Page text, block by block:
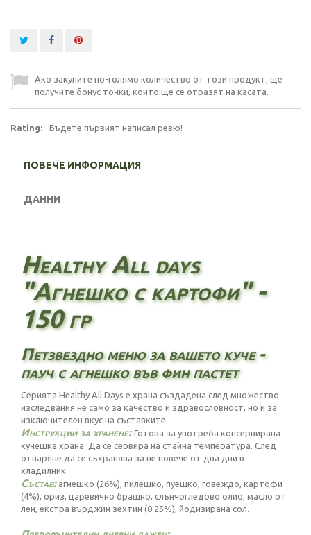
Ако закупите по-голямо количество от този продукт, ще
получите бонус точки, които ще се отразят на касата.
Rating: Бъдете първият написал ревю!
ПОВЕЧЕ ИНФОРМАЦИЯ
ДАННИ
Healthy All days
"Агнешко с картофи" -
150 гр
Петзвездно меню за вашето куче -
пауч с агнешко във фин пастет
Серията Healthy All Days е храна създадена след множество
изследвания не само за качество и здравословност, но и за
изключителен вкус на съставките.
Инструкции за хранене: Готова за употреба консервирана
кучешка храна. Да се сервира на стайна температура. След
отваряне да се съхранява за не повече от два дни в
хладилник.
Състав:агнешко (26%), пилешко, пуешко, говеждо, картофи
(4%), ориз, царевично брашно, слънчогледово олио, масло от
лен, екстра върджин зехтин (0.25%), йодизирана сол.